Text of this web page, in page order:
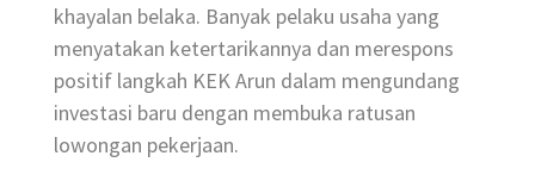
khayalan belaka. Banyak pelaku usaha yang
menyatakan ketertarikannya dan merespons
positif langkah KEK Arun dalam mengundang
investasi baru dengan membuka ratusan
lowongan pekerjaan.